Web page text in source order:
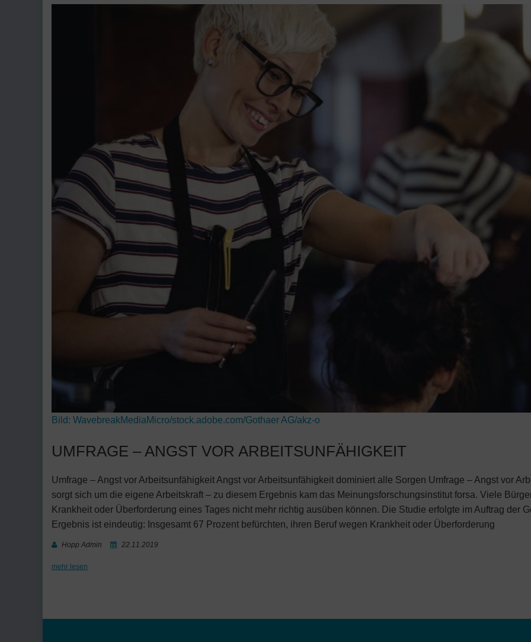
Bild: WavebreakMediaMicro/stock.adobe.com/Gothaer AG/akz-o
UMFRAGE – ANGST VOR ARBEITSUNFÄHIGKEIT
Umfrage – Angst vor Arbeitsunfähigkeit Angst vor Arbeitsunfähigkeit dominiert alle Sorgen Umfrage – Angst vor
sorgt sich um die eigene Arbeitskraft – zu diesem Ergebnis kam das Meinungsforschungsinstitut forsa. Viele
Krankheit oder Überforderung eines Tages nicht mehr richtig ausüben können. Die Studie erfolgte im Auftrag der
Ergebnis ist eindeutig: Insgesamt 67 Prozent befürchten, ihren Beruf wegen Krankheit oder Überforderung
Hopp Admin 22.11.2019
mehr lesen